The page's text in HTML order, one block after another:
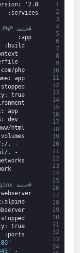
1
2
3
4
5
6
7
8
9
10
11
12
13
14
15
16
17
18
19
20
21
22
23
24
25
26
27
28
29
30
31
32
33
34
: '2.0'
services
:
#خدمة PHP
app
:
build
:
php
: app
: true
: app
: dev
html/
volumes
-
.
/
html/
-
.
/php/laravel
-
#خدمة Nginx
webserver
:alpine
: true
ports
:
-
"80:80"
-
"443:443"